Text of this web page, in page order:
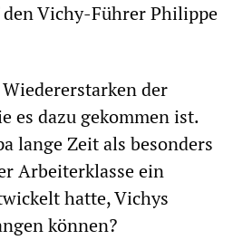
Vichy-Führer Philippe
der
es dazu gekommen ist.
lange Zeit als besonders
Arbeiterklasse ein
hatte, Vichys
können?